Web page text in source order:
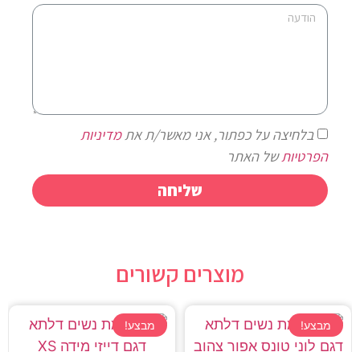
בלחיצה על כפתור, אני מאשר/ת אתמדיניות
הפרטיותשל האתר
שליחה
מוצרים קשורים
מבצע! מבצע!